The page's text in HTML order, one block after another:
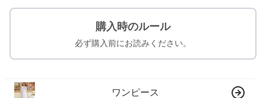
購入時のルール
必ず購入前にお読みください。
ワンピース